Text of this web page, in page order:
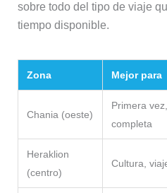
sobre todo del tipo de viaje
tiempo disponible.
Zona Mejor para
Chania (oeste)
Primera
completa
Heraklion
(centro)
Cultura,